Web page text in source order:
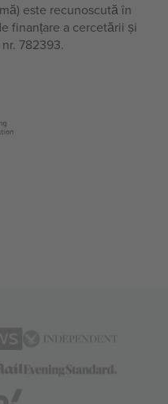
este recunoscută în
finanțare a cercetării și
782393.